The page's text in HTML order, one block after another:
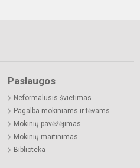
Paslaugos
Neformalusis švietimas
Pagalba mokiniams ir tėvams
Mokinių pavėžėjimas
Mokinių maitinimas
Biblioteka